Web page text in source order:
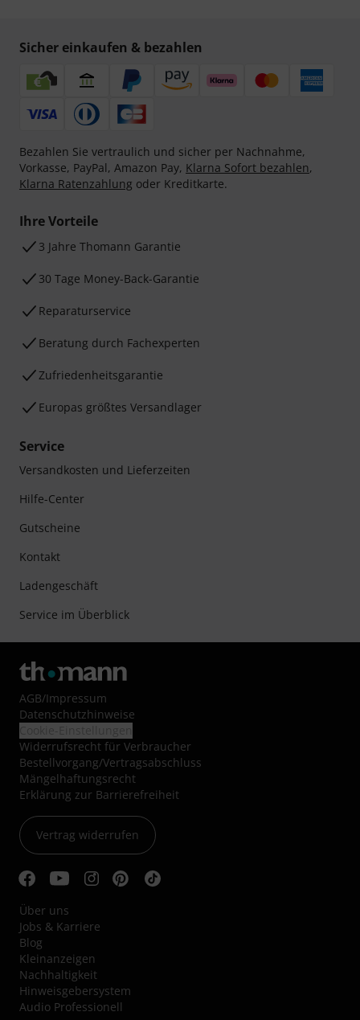
Sicher einkaufen & bezahlen
Bezahlen Sie vertraulich und sicher per Nachnahme,
Vorkasse, PayPal, Amazon Pay, Klarna Sofort bezahlen,
Klarna Ratenzahlung oder Kreditkarte.
Ihre Vorteile
3 Jahre Thomann Garantie
30 Tage Money-Back-Garantie
Reparaturservice
Beratung durch Fachexperten
Zufriedenheitsgarantie
Europas größtes Versandlager
Service
Versandkosten und Lieferzeiten
Hilfe-Center
Gutscheine
Kontakt
Ladengeschäft
Service im Überblick
AGB/Impressum
Datenschutzhinweise
Widerrufsrecht für Verbraucher
Bestellvorgang/Vertragsabschluss
Mängelhaftungsrecht
Erklärung zur Barrierefreiheit
Vertrag widerrufen
Über uns
Jobs & Karriere
Blog
Kleinanzeigen
Nachhaltigkeit
Hinweisgebersystem
Audio Professionell